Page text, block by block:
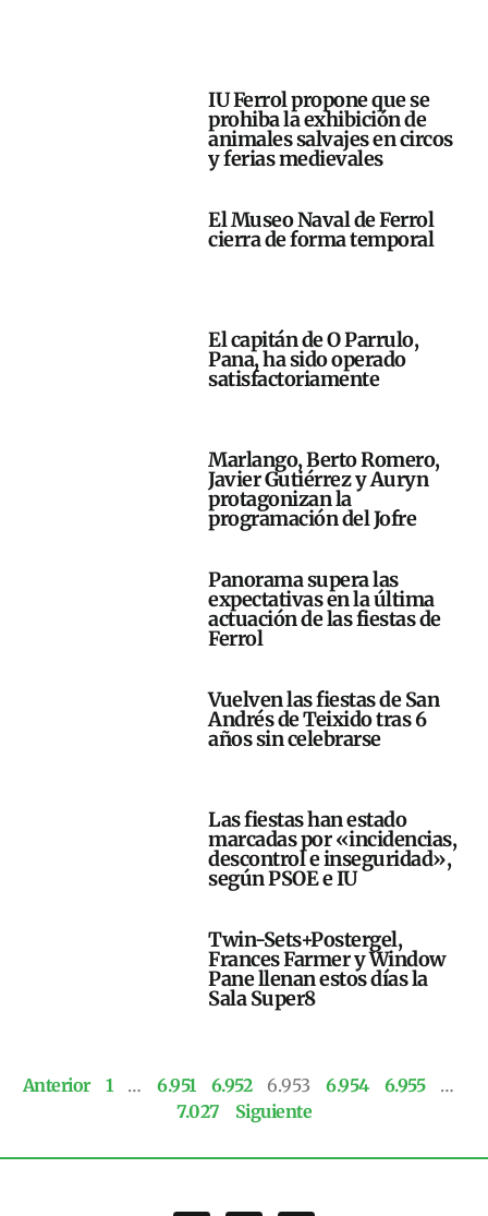
IU Ferrol propone que se
prohiba la exhibición de
animales salvajes en circos
y ferias medievales
El Museo Naval de Ferrol
cierra de forma temporal
El capitán de O Parrulo,
Pana, ha sido operado
satisfactoriamente
Marlango, Berto Romero,
Javier Gutiérrez y Auryn
protagonizan la
programación del Jofre
Panorama supera las
expectativas en la última
actuación de las fiestas de
Ferrol
Vuelven las fiestas de San
Andrés de Teixido tras 6
años sin celebrarse
Las fiestas han estado
marcadas por «incidencias,
descontrol e inseguridad»,
según PSOE e IU
Twin-Sets+Postergel,
Frances Farmer y Window
Pane llenan estos días la
Sala Super8
Anterior 1 … 6.951 6.952 6.953 6.954 6.955
…
7.027
Siguiente